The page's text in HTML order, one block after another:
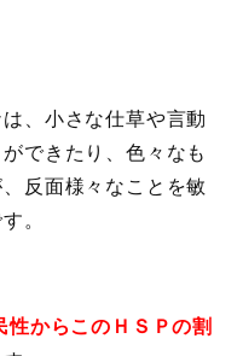
、小さな仕草や言動
できたり、色々なも
反面様々なことを敏
。
性からこのＨＳＰの割